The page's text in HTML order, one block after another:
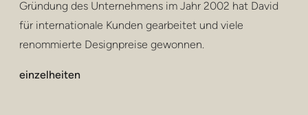
Gründung des Unternehmens im Jahr 2002 hat David
für internationale Kunden gearbeitet und viele
renommierte Designpreise gewonnen.
einzelheiten